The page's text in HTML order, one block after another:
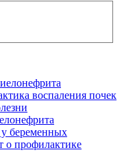
воспаления почек
беременных
о профилактике